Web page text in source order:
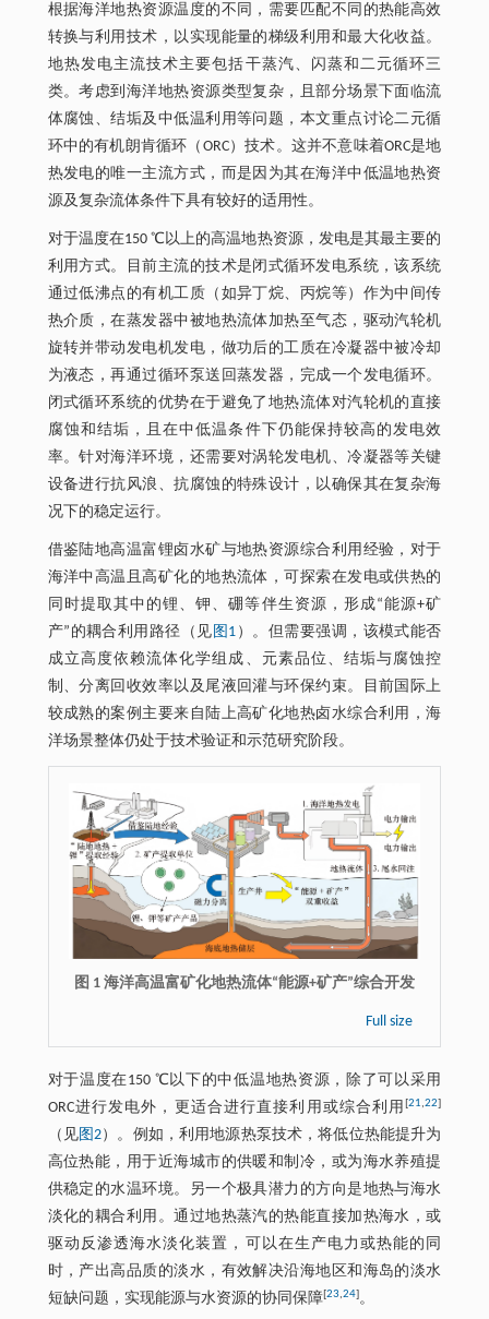
根据海洋地热资源温度的不同，需要匹配不同的热能高效
转换与利用技术，以实现能量的梯级利用和最大化收益。
地热发电主流技术主要包括干蒸汽、闪蒸和二元循环三
类。考虑到海洋地热资源类型复杂，且部分场景下面临流
体腐蚀、结垢及中低温利用等问题，本文重点讨论二元循
环中的有机朗肯循环（ORC）技术。这并不意味着ORC是地
热发电的唯一主流方式，而是因为其在海洋中低温地热资
源及复杂流体条件下具有较好的适用性。
对于温度在150 ℃以上的高温地热资源，发电是其最主要的
利用方式。目前主流的技术是闭式循环发电系统，该系统
通过低沸点的有机工质（如异丁烷、丙烷等）作为中间传
热介质，在蒸发器中被地热流体加热至气态，驱动汽轮机
旋转并带动发电机发电，做功后的工质在冷凝器中被冷却
为液态，再通过循环泵送回蒸发器，完成一个发电循环。
闭式循环系统的优势在于避免了地热流体对汽轮机的直接
腐蚀和结垢，且在中低温条件下仍能保持较高的发电效
率。针对海洋环境，还需要对涡轮发电机、冷凝器等关键
设备进行抗风浪、抗腐蚀的特殊设计，以确保其在复杂海
况下的稳定运行。
借鉴陆地高温富锂卤水矿与地热资源综合利用经验，对于
海洋中高温且高矿化的地热流体，可探索在发电或供热的
同时提取其中的锂、钾、硼等伴生资源，形成“能源+矿
产”的耦合利用路径（见 图1 ）。但需要强调，该模式能否
成立高度依赖流体化学组成、元素品位、结垢与腐蚀控
制、分离回收效率以及尾液回灌与环保约束。目前国际上
较成熟的案例主要来自陆上高矿化地热卤水综合利用，海
洋场景整体仍处于技术验证和示范研究阶段。
图 1 海洋高温富矿化地热流体“能源+矿产”综合开发
Full size
对于温度在150 ℃以下的中低温地热资源，除了可以采用
ORC进行发电外，更适合进行直接利用或综合利用[21,22]
（见图2）。例如，利用地源热泵技术，将低位热能提升为
高位热能，用于近海城市的供暖和制冷，或为海水养殖提
供稳定的水温环境。另一个极具潜力的方向是地热与海水
淡化的耦合利用。通过地热蒸汽的热能直接加热海水，或
驱动反渗透海水淡化装置，可以在生产电力或热能的同
时，产出高品质的淡水，有效解决沿海地区和海岛的淡水
短缺问题，实现能源与水资源的协同保障[23,24]。